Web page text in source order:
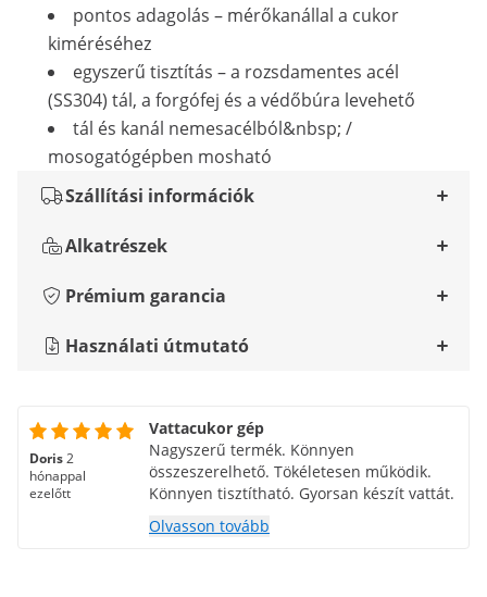
pontos adagolás – mérőkanállal a cukor
kiméréséhez
egyszerű tisztítás – a rozsdamentes acél
(SS304) tál, a forgófej és a védőbúra levehető
tál és kanál nemesacélból&nbsp; /
mosogatógépben mosható
Szállítási információk
Alkatrészek
Prémium garancia
Használati útmutató
Doris2
hónappal
ezelőtt
Vattacukor gép
Nagyszerű termék. Könnyen
összeszerelhető. Tökéletesen működik.
Könnyen tisztítható. Gyorsan készít vattát.
Olvasson tovább